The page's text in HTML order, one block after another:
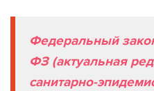
Федеральный
ФЗ (актуальная
санитарно-